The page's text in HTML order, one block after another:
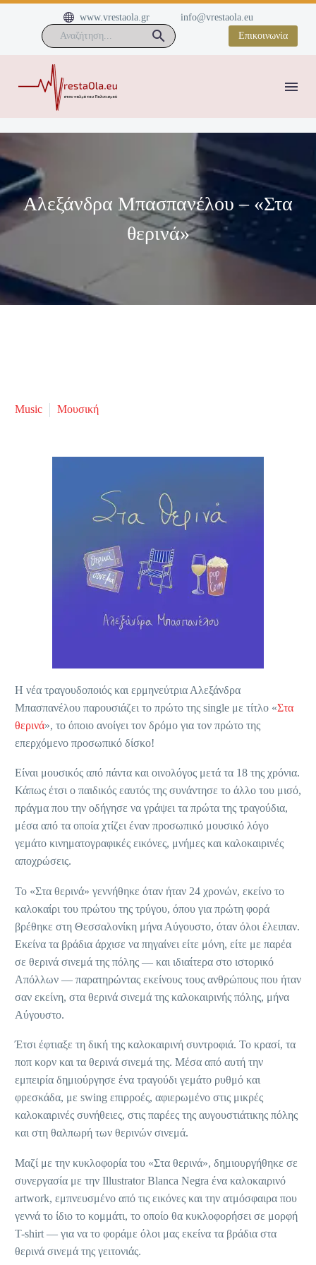

 www.vrestaola.gr
info@vrestaola.eu
Επικοινωνία
Αλεξάνδρα Μπασπανέλου – «Στα
θερινά»
Music Μουσική
Η νέα τραγουδοποιός και ερμηνεύτρια Αλεξάνδρα
Μπασπανέλου παρουσιάζει το πρώτο της single με τίτλο «Στα
θερινά», το όποιο ανοίγει τον δρόμο για τον πρώτο της
επερχόμενο προσωπικό δίσκο!
Είναι μουσικός από πάντα και οινολόγος μετά τα 18 της χρόνια.
Κάπως έτσι ο παιδικός εαυτός της συνάντησε το άλλο του μισό,
πράγμα που την οδήγησε να γράψει τα πρώτα της τραγούδια,
μέσα από τα οποία χτίζει έναν προσωπικό μουσικό λόγο
γεμάτο κινηματογραφικές εικόνες, μνήμες και καλοκαιρινές
αποχρώσεις.
Το «Στα θερινά» γεννήθηκε όταν ήταν 24 χρονών, εκείνο το
καλοκαίρι του πρώτου της τρύγου, όπου για πρώτη φορά
βρέθηκε στη Θεσσαλονίκη μήνα Αύγουστο, όταν όλοι έλειπαν.
Εκείνα τα βράδια άρχισε να πηγαίνει είτε μόνη, είτε με παρέα
σε θερινά σινεμά της πόλης — και ιδιαίτερα στο ιστορικό
Απόλλων — παρατηρώντας εκείνους τους ανθρώπους που ήταν
σαν εκείνη, στα θερινά σινεμά της καλοκαιρινής πόλης, μήνα
Αύγουστο.
Έτσι έφτιαξε τη δική της καλοκαιρινή συντροφιά. Το κρασί, τα
ποπ κορν και τα θερινά σινεμά της. Μέσα από αυτή την
εμπειρία δημιούργησε ένα τραγούδι γεμάτο ρυθμό και
φρεσκάδα, με swing επιρροές, αφιερωμένο στις μικρές
καλοκαιρινές συνήθειες, στις παρέες της αυγουστιάτικης πόλης
και στη θαλπωρή των θερινών σινεμά.
Μαζί με την κυκλοφορία του «Στα θερινά», δημιουργήθηκε σε
συνεργασία με την Illustrator Blanca Negra ένα καλοκαιρινό
artwork, εμπνευσμένο από τις εικόνες και την ατμόσφαιρα που
γεννά το ίδιο το κομμάτι, το οποίο θα κυκλοφορήσει σε μορφή
T-shirt — για να το φοράμε όλοι μας εκείνα τα βράδια στα
θερινά σινεμά της γειτονιάς.